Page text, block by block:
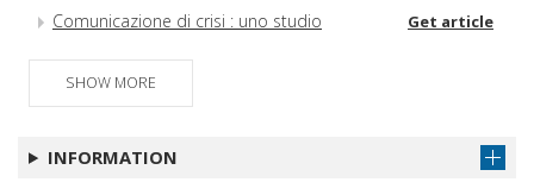
Comunicazione di crisi : uno studio
Get article
Una via per connettere le teorie
aziendale come cornice per lo studio delle
SHOW MORE
INFORMATION